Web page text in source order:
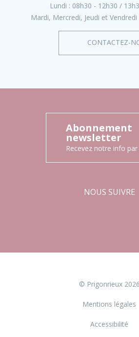
Lundi : 08h30 - 12h30
Mardi, Mercredi, Jeudi et Vendredi
CONTACTEZ-
Abonnement
newsletter
Recevez notre info
NOUS SUIVRE
© Prigonrieux 2026
Mentions légales
Accessibilité